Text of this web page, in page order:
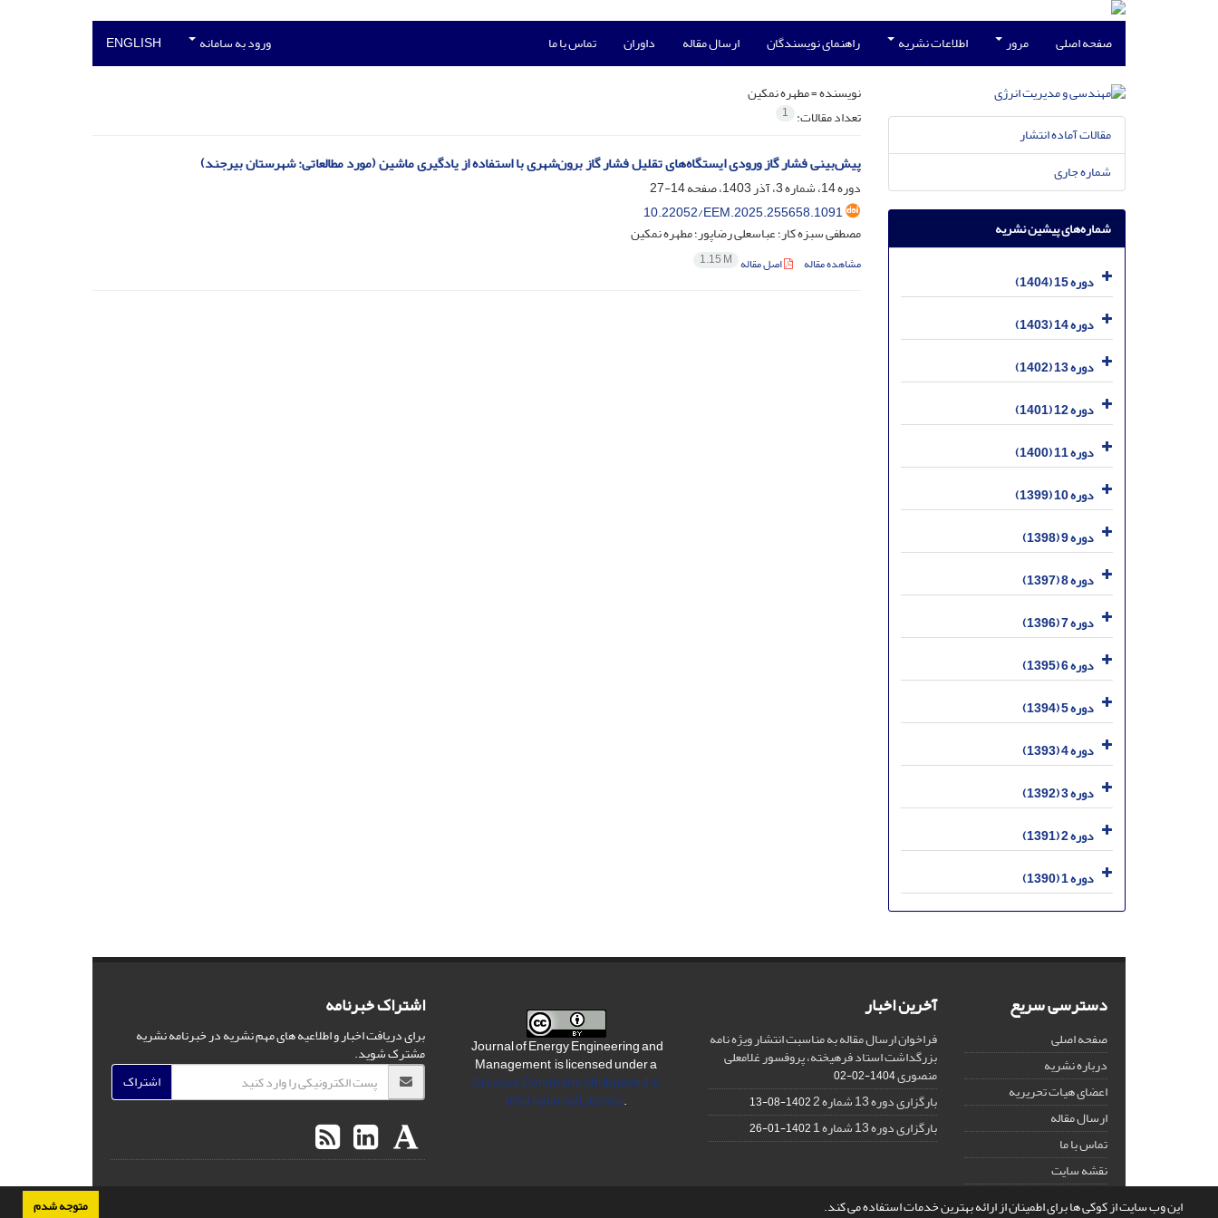
این وب سایت از کوکی ها برای اطمینان از ارائه بهترین خدمات استفاده می کند. متوجه شدم
صفحه اصلی مرور اطلاعات نشریه راهنمای نویسندگان ارسال مقاله داوران تماس با ما ورود به سامانه ENGLISH
نویسنده =مطهره نمکین
تعداد مقالات: 1
پیش‌بینی فشار گاز ورودی ایستگاه‌های تقلیل فشار گاز برون‌شهری با استفاده از یادگیری ماشین (مورد مطالعاتی: شهرستان بیرجند)
دوره 14، شماره 3، آذر 1403، صفحه
14-27
10.22052/EEM.2025.255658.1091
مصطفی سبزه کار؛ عباسعلی رضاپور؛ مطهره نمکین
مشاهده مقاله اصل مقاله 1.15 M
مقالات آماده انتشار
شماره جاری
شماره‌های پیشین نشریه
دوره 15 (1404)
دوره 14 (1403)
دوره 13 (1402)
دوره 12 (1401)
دوره 11 (1400)
دوره 10 (1399)
دوره 9 (1398)
دوره 8 (1397)
دوره 7 (1396)
دوره 6 (1395)
دوره 5 (1394)
دوره 4 (1393)
دوره 3 (1392)
دوره 2 (1391)
دوره 1 (1390)
دسترسی سریع
صفحه اصلی
درباره نشریه
اعضای هیات تحریریه
ارسال مقاله
تماس با ما
نقشه سایت
آخرین اخبار
فراخوان ارسال مقاله به مناسبت انتشار ویژه نامه
بزرگداشت استاد فرهیخته، پروفسور غلامعلی
منصوری1404-02-02
بارگزاری دوره 13 شماره 2 1402-08-13
بارگزاری دوره 13 شماره 1 1402-01-26
Journal of Energy Engineering and
Management is licensed under a
Creative Commons Attribution 4.0
International License.
اشتراک خبرنامه
برای دریافت اخبار و اطلاعیه های مهم نشریه در خبرنامه نشریه
مشترک شوید.
اشتراک